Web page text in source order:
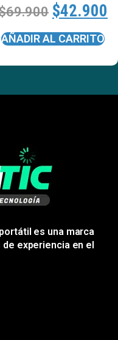
69.900 $42.900
AÑADIR AL CARRITO
es una marca
de experiencia en el